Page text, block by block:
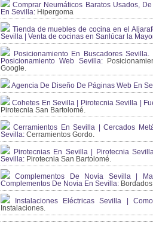
Comprar Neumáticos Baratos Usados,
En Sevilla: Hipergoma
Tienda de muebles de cocina en el
Sevilla | Venta de cocinas en Sanlúcar la
Posicionamiento En Buscadores
Posicionamiento Web Sevilla:
Google.
Agencia De Diseño De Páginas Web En
Cohetes En Sevilla | Pirotecnia Sevilla |
Pirotecnia San Bartolomé.
Cerramientos En Sevilla | Cercados
Sevilla: Cerramientos Gordo.
Pirotecnias En Sevilla | Pirotecnia
Sevilla: Pirotecnia San Bartolomé.
Complementos De Novia Sevilla |
Complementos De Novia En Sevilla:
Instalaciones Eléctricas Sevilla |
Instalaciones.